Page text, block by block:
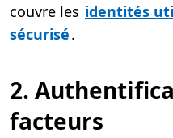
couvre les identités
sécurisé.
2.
facteurs